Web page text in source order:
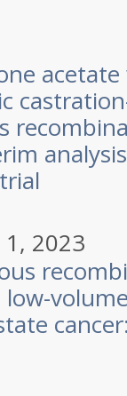
1, 2023